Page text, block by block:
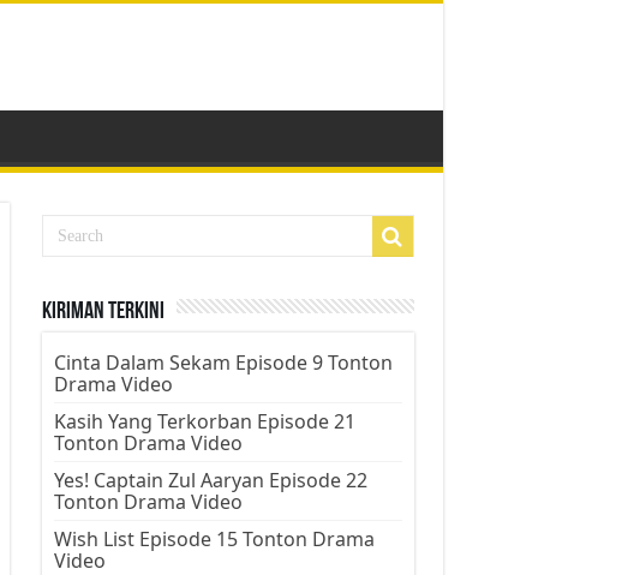
Kiriman Terkini
Cinta Dalam Sekam Episode 9 Tonton
Drama Video
Kasih Yang Terkorban Episode 21
Tonton Drama Video
Yes! Captain Zul Aaryan Episode 22
Tonton Drama Video
Wish List Episode 15 Tonton Drama
Video